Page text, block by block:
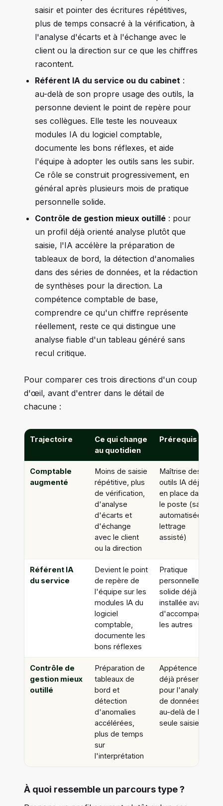
saisir et pointer des écritures répétitives,
plus de temps consacré à la vérification, à
l'analyse d'écarts et à l'échange avec le
client ou la direction sur ce que les chiffres
racontent.
Référent IA du service ou du cabinet :
au-delà de son propre usage des outils, la
personne devient le point de repère pour
ses collègues. Elle teste les nouveaux
modules IA du logiciel comptable,
documente les bons réflexes, et aide
l'équipe à adopter les outils sans les subir.
Ce rôle se construit progressivement, en
général après plusieurs mois de pratique
personnelle solide.
Contrôle de gestion mieux outillé : pour
un profil déjà orienté analyse plutôt que
saisie, l'IA accélère la préparation de
tableaux de bord, la détection d'anomalies
dans des séries de données, et la rédaction
de synthèses pour la direction. La
compétence comptable de base,
comprendre ce qu'un chiffre représente
réellement, reste ce qui distingue une
analyse fiable d'un tableau généré sans
recul critique.
Pour comparer ces trois directions d'un coup
d'œil, avant d'entrer dans le détail de
chacune :
Trajectoire
Ce qui change
au quotidien
Prérequis
Comptable
augmenté
Moins de saisie
répétitive, plus
de vérification,
d'analyse
d'écarts et
d'échange
avec le client
ou la direction
Maîtrise des
outils IA déjà
en place dans
le poste (saisie
automatisée,
lettrage
assisté)
Référent IA
du service
Devient le point
de repère de
l'équipe sur les
modules IA du
logiciel
comptable,
documente les
bons réflexes
Pratique
personnelle
solide déjà
installée avant
d'accompagner
les autres
Contrôle de
gestion mieux
outillé
Préparation de
tableaux de
bord et
détection
d'anomalies
accélérées,
plus de temps
sur
l'interprétation
Appétence
déjà présente
pour l'analyse
de données,
au-delà de la
seule saisie
À quoi ressemble un parcours type ?